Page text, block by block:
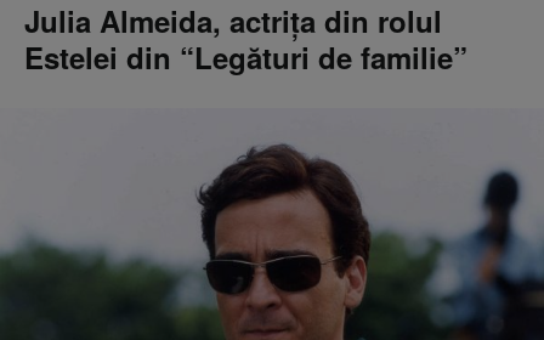
Julia Almeida, actrița din rolul
Estelei din “Legături de familie”